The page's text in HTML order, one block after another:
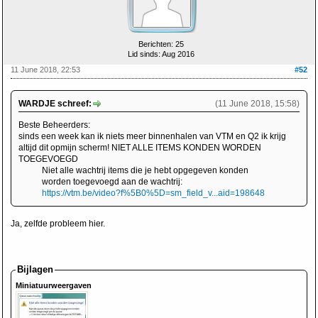
Berichten: 25
Lid sinds: Aug 2016
#52
11 June 2018, 22:53
(11 June 2018, 15:58)
WARDJE schreef:
Beste Beheerders:
sinds een week kan ik niets meer binnenhalen van VTM en Q2 ik krijg
altijd dit opmijn scherm! NIET ALLE ITEMS KONDEN WORDEN
TOEGEVOEGD
Niet alle wachtrij items die je hebt opgegeven konden
worden toegevoegd aan de wachtrij:
https://vtm.be/video?f%5B0%5D=sm_field_v...aid=198648
Ja, zelfde probleem hier.
Bijlagen
Miniatuurweergaven